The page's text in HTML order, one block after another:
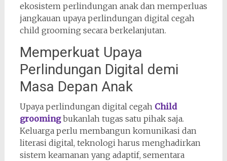
ekosistem perlindungan anak dan memperluas
jangkauan upaya perlindungan digital cegah
child grooming secara berkelanjutan.
Memperkuat Upaya
Perlindungan Digital demi
Masa Depan Anak
Upaya perlindungan digital cegah Child
groomingbukanlah tugas satu pihak saja.
Keluarga perlu membangun komunikasi dan
literasi digital, teknologi harus menghadirkan
sistem keamanan yang adaptif, sementara